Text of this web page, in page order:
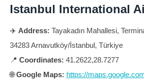
Istanbul International
✈️ Address: Tayakadın Mahallesi,
34283 Arnavutköy/İstanbul, Türkiye
📍 Coordinates: 41.2622,28.7277
🌐Google Maps: https://